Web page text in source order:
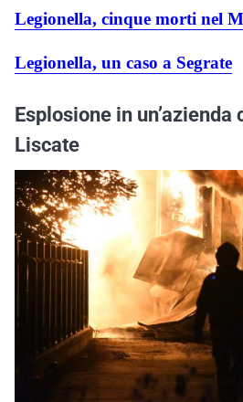
Legionella, cinque morti nel
Legionella, un caso a Segrate
Esplosione in un’azienda
Liscate